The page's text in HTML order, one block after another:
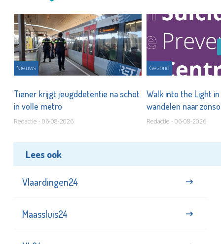
Nieuws
Tiener krijgt jeugddetentie na schot
in volle metro
Redactie - 06-08-2026
Gezond
Walk into the Light in
wandelen naar
te staan bij suïcide
Redactie - 06-08-2026
Lees ook
Vlaardingen24
Maassluis24